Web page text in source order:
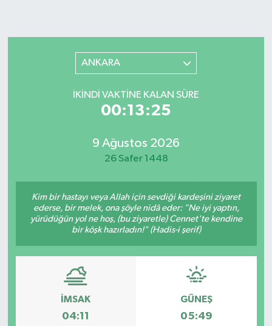
ANKARA
İKINDI VAKTINE KALAN SÜRE
00:13:25
9 Ağustos 2026
26 Safer 1448
Kim bir hastayı veya Allah için sevdiği kardeşini ziyaret
ederse, bir melek, ona şöyle nidâ eder: "Ne iyi yaptın,
yürüdüğün yol ne hoş, (bu ziyaretle) Cennet'te kendine
bir köşk hazırladın!" (Hadis-i şerif)
İMSAK
04:11
GÜNEŞ
05:49